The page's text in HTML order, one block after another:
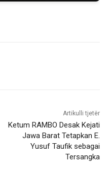
Artikulli tjetër
Ketum RAMBO Desak Kejati
Jawa Barat Tetapkan E.
Yusuf Taufik sebagai
Tersangka